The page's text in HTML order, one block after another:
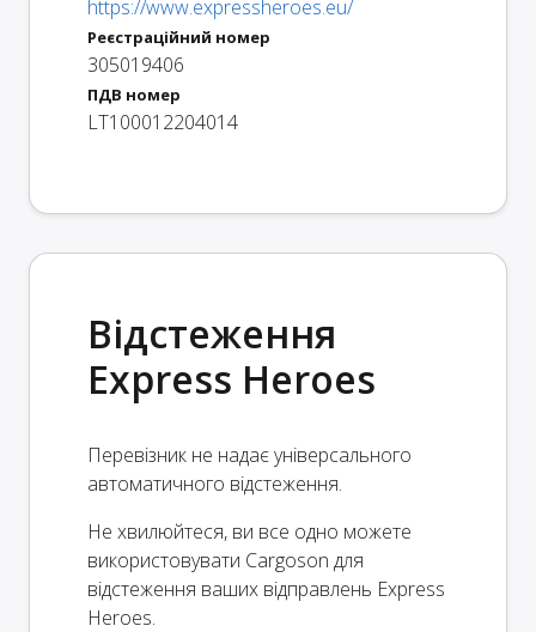
https://www.expressheroes.eu/
Реєстраційний номер
305019406
ПДВ номер
LT100012204014
Відстеження
Express Heroes
Перевізник не надає універсального
автоматичного відстеження.
Не хвилюйтеся, ви все одно можете
використовувати Cargoson для
відстеження ваших відправлень Express
Heroes.